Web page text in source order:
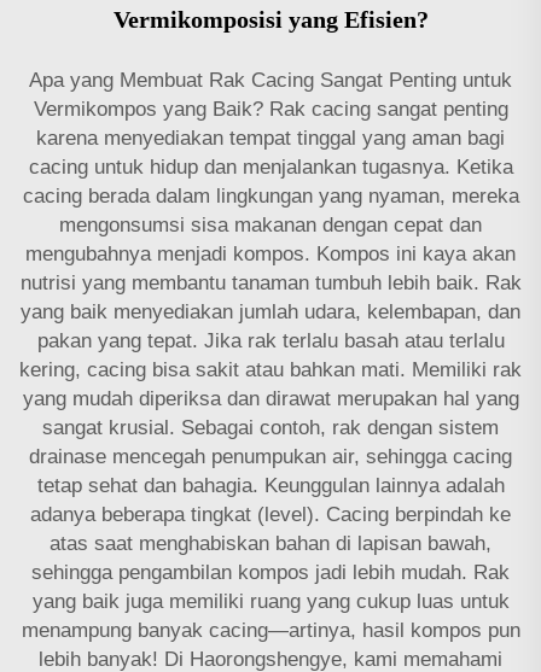
Vermikomposisi yang Efisien?
Apa yang Membuat Rak Cacing Sangat Penting untuk
Vermikompos yang Baik? Rak cacing sangat penting
karena menyediakan tempat tinggal yang aman bagi
cacing untuk hidup dan menjalankan tugasnya. Ketika
cacing berada dalam lingkungan yang nyaman, mereka
mengonsumsi sisa makanan dengan cepat dan
mengubahnya menjadi kompos. Kompos ini kaya akan
nutrisi yang membantu tanaman tumbuh lebih baik. Rak
yang baik menyediakan jumlah udara, kelembapan, dan
pakan yang tepat. Jika rak terlalu basah atau terlalu
kering, cacing bisa sakit atau bahkan mati. Memiliki rak
yang mudah diperiksa dan dirawat merupakan hal yang
sangat krusial. Sebagai contoh, rak dengan sistem
drainase mencegah penumpukan air, sehingga cacing
tetap sehat dan bahagia. Keunggulan lainnya adalah
adanya beberapa tingkat (level). Cacing berpindah ke
atas saat menghabiskan bahan di lapisan bawah,
sehingga pengambilan kompos jadi lebih mudah. Rak
yang baik juga memiliki ruang yang cukup luas untuk
menampung banyak cacing—artinya, hasil kompos pun
lebih banyak! Di Haorongshengye, kami memahami